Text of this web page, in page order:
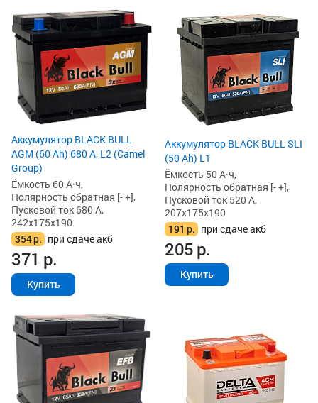
Аккумулятор BLACK BULL
AGM (60 Ah) 680 А, L2 (Camel
Group)
Ёмкость 60 А·ч,
Полярность обратная [- +],
Пусковой ток 680 А,
242x175x190
354р. при сдаче акб
371 р.
Купить
Аккумулятор BLACK BULL SLI
(50 Ah) L1
Ёмкость 50 А·ч,
Полярность обратная [- +],
Пусковой ток 520 А,
207x175x190
191 р. при сдаче акб
205р.
Купить